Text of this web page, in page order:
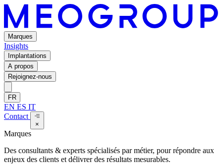
Marques
Insights
Implantations
A propos
Rejoignez-nous
FR
EN ES IT
Contact
×
Marques
Des consultants & experts spécialisés par métier, pour répondre aux
enjeux des clients et délivrer des résultats mesurables.